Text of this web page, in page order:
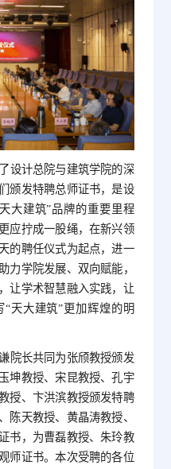
设计总院与建筑学院的深
颁发特聘总师证书，是设
大建筑”品牌的重要里程
应拧成一股绳，在新兴领
的聘任仪式为起点，进一
力学院发展、双向赋能，
让学术智慧融入实践，让
天大建筑”更加辉煌的明
院长共同为张颀教授颁发
坤教授、宋昆教授、孔宇
授、卞洪滨教授颁发特聘
陈天教授、黄晶涛教授、
书，为曹磊教授、朱玲教
师证书。本次受聘的各位